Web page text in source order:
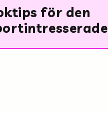
för den